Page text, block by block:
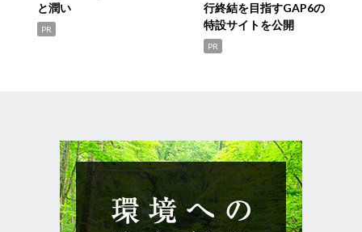
と潤い
PR
行終結を目指すGAP6の
特設サイトを公開
PR